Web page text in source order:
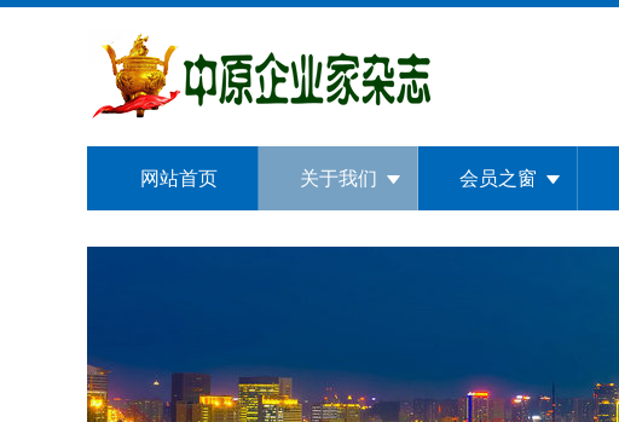
网站首页 关于我们 会员之窗